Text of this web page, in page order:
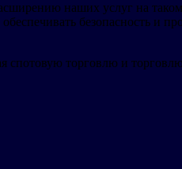
наших услуг на
безопасность и
спотовую торговлю и